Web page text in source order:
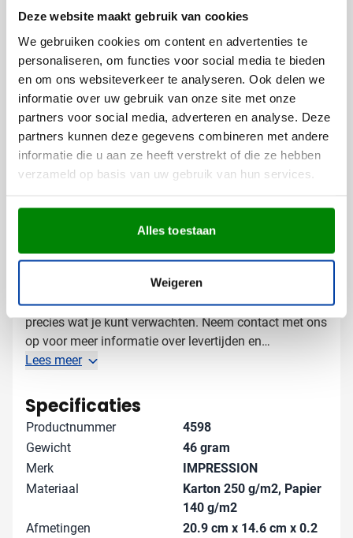
Deze website maakt gebruik van cookies
We gebruiken cookies om content en advertenties te
personaliseren, om functies voor social media te bieden
en om ons websiteverkeer te analyseren. Ook delen we
informatie over uw gebruik van onze site met onze
partners voor social media, adverteren en analyse. Deze
partners kunnen deze gegevens combineren met andere
informatie die u aan ze heeft verstrekt of die ze hebben
verzameld op basis van uw gebruik van hun services.
Alles toestaan
Weigeren
logo
kleurboeken precies zoals jij dat wilt:
Met je bedrijfslogo in één of meer kleuren
Met een tekst of slogan
Met full color bedrukking voor maximale impact
De bedrukking wordt aangebracht op de achterzijde
van het kleurboek, waardoor je logo of boodschap
optimaal zichtbaar blijft tijdens gebruik.
Gratis digitaal voorbeeld van je
Wil je zien hoe jouw logo eruit ziet op het kleurboek?
Vraag een gratis digitaal voorbeeld aan en krijg een
duidelijk beeld van het eindresultaat. Zo weet je
precies wat je kunt verwachten. Neem contact met ons
op voor meer informatie over levertijden en
mogelijkheden - we denken graag met je mee!
Lees meer
Specificaties
Productnummer
4598
Gewicht
46 gram
Merk
IMPRESSION
Materiaal
Karton 250 g/m2, Papier
140 g/m2
Afmetingen
20.9 cm x 14.6 cm x 0.2